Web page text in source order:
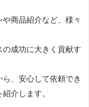
商品紹介など、様々
成功に大きく貢献す
、安心して依頼でき
介します。